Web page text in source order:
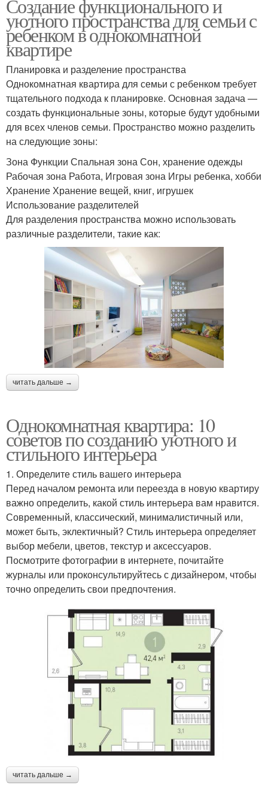
Создание функционального и
уютного пространства для семьи с
ребенком в однокомнатной
квартире
Планировка и разделение пространства
Однокомнатная квартира для семьи с ребенком требует
тщательного подхода к планировке. Основная задача —
создать функциональные зоны, которые будут удобными
для всех членов семьи. Пространство можно разделить
на следующие зоны:
Зона Функции Спальная зона Сон, хранение одежды
Рабочая зона Работа, Игровая зона Игры ребенка, хобби
Хранение Хранение вещей, книг, игрушек
Использование разделителей
Для разделения пространства можно использовать
различные разделители, такие как:
читать дальше →
Однокомнатная квартира: 10
советов по созданию уютного и
стильного интерьера
1. Определите стиль вашего интерьера
Перед началом ремонта или переезда в новую квартиру
важно определить, какой стиль интерьера вам нравится.
Современный, классический, минималистичный или,
может быть, эклектичный? Стиль интерьера определяет
выбор мебели, цветов, текстур и аксессуаров.
Посмотрите фотографии в интернете, почитайте
журналы или проконсультируйтесь с дизайнером, чтобы
точно определить свои предпочтения.
читать дальше →